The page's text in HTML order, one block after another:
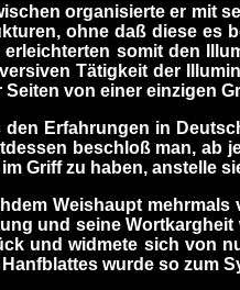
organisierte er mit
ohne daß diese es
erleichterten somit den
Tätigkeit der
Seiten von einer einzigen
den Erfahrungen in
beschloß man, ab
Griff zu haben, anstelle
Weishaupt
und seine
und widmete sich von
wurde so zum